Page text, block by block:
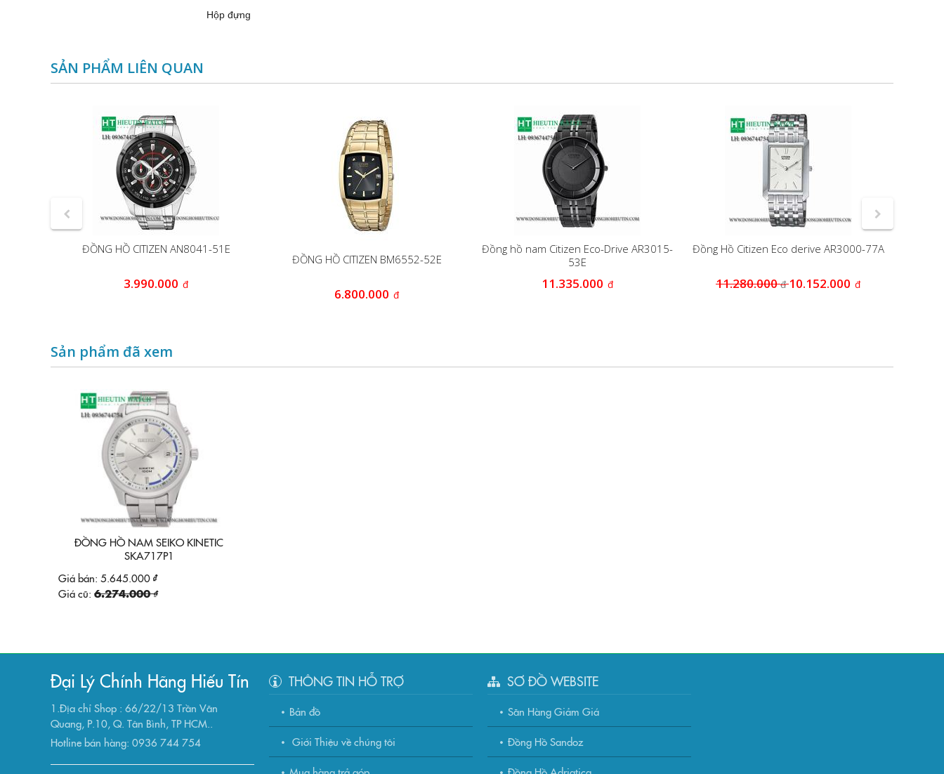
Hộp đựng
SẢN PHẨM LIÊN QUAN
ĐỒNG HỒ CITIZEN AN8041-51E
3.990.000 đ
ĐỒNG HỒ CITIZEN BM6552-52E
6.800.000 đ
Đồng hồ nam Citizen Eco-Drive AR3015-
53E
11.335.000 đ
Đồng Hồ Citizen Eco derive AR3000-77A
11.280.000đ 10.152.000 đ
Sản phẩm đã xem
ĐỒNG HỒ NAM SEIKO KINETIC
SKA717P1
Giá bán: 5.645.000 ₫
Giá cũ: 6.274.000 ₫
Đại Lý Chính Hãng Hiếu Tín
1.Địa chỉ Shop : 66/22/13 Trần Văn
Quang, P.10, Q. Tân Bình, TP HCM..
Hotline bán hàng: 0936 744 754
THÔNG TIN HỖ TRỢ
Bản đồ
Giới Thiệu về chúng tôi
SƠ ĐỒ WEBSITE
Săn Hàng Giảm Giá
Đồng Hồ Sandoz